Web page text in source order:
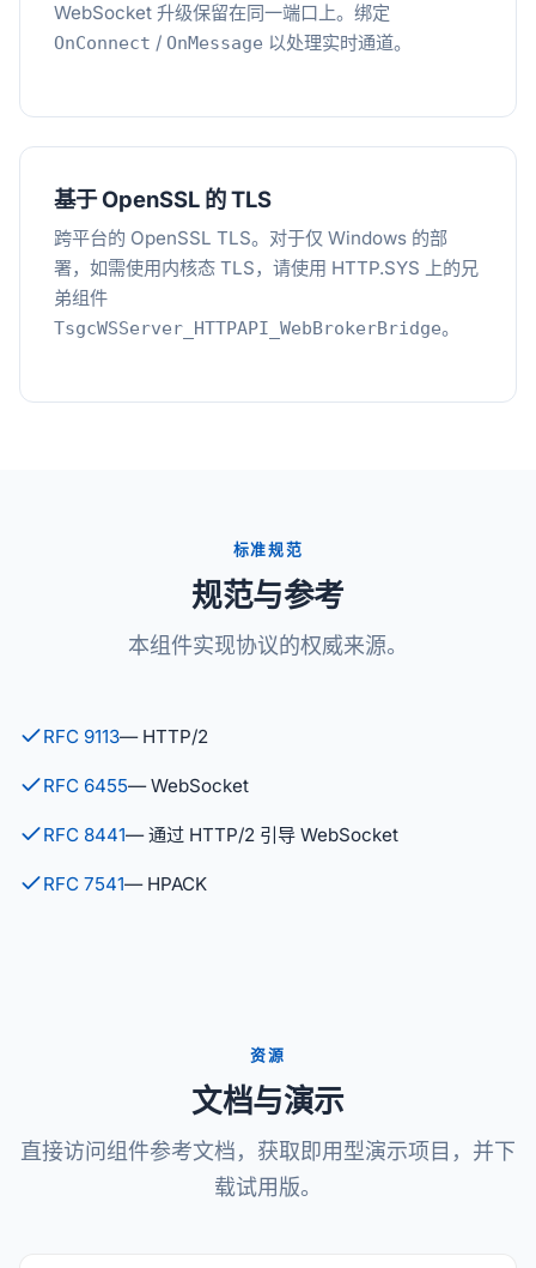
WebSocket 升级保留在同一端口上。绑定
OnConnect / OnMessage 以处理实时通道。
基于 OpenSSL 的 TLS
跨平台的 OpenSSL TLS。对于仅 Windows 的部
署，如需使用内核态 TLS，请使用 HTTP.SYS 上的兄
弟组件
TsgcWSServer_HTTPAPI_WebBrokerBridge。
标准规范
规范与参考
本组件实现协议的权威来源。
RFC 9113— HTTP/2
RFC 6455— WebSocket
RFC 8441— 通过 HTTP/2 引导 WebSocket
RFC 7541— HPACK
资源
文档与演示
直接访问组件参考文档，获取即用型演示项目，并下
载试用版。